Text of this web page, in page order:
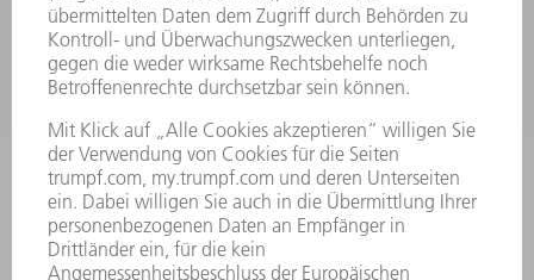
UNTERNEHMEN
KARRIERE
STELLENANGEBOTE
UNTERNEHMENSPROFIL
GESCHÄFTSBERICHT
UNTERNEHMENSGRUNDSÄTZE
COMPLIANCE
HINWEISGEBERSYSTEM
SECURITY
PRESSEMITTEILUNGEN
MAGAZINE